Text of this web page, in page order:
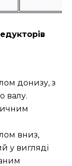
донизу, з
валу.
вниз,
у вигляді